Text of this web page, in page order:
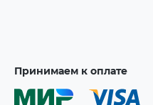
Принимаем к оплате